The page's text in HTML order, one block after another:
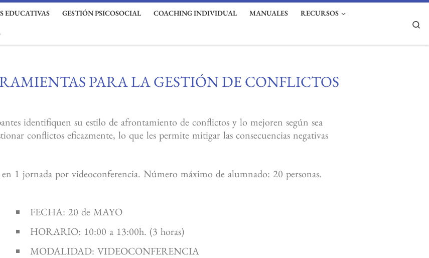
EDUCATIVAS GESTIÓN PSICOSOCIAL COACHING INDIVIDUAL MANUALES RECURSOS
PARA LA GESTIÓN DE CONFLICTOS
identifiquen su estilo de afrontamiento de conflictos y lo mejoren según sea
conflictos eficazmente, lo que les permite mitigar las consecuencias negativas
1 jornada por videoconferencia. Número máximo de alumnado: 20 personas.
FECHA: 20 de MAYO
HORARIO: 10:00 a 13:00h. (3 horas)
MODALIDAD: VIDEOCONFERENCIA